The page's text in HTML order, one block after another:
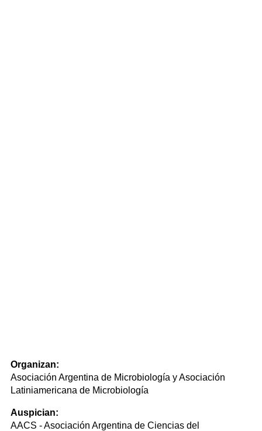
Organizan:
Asociación Argentina de Microbiología y Asociación
Latiniamericana de Microbiología
Auspician:
AACS - Asociación Argentina de Ciencias del